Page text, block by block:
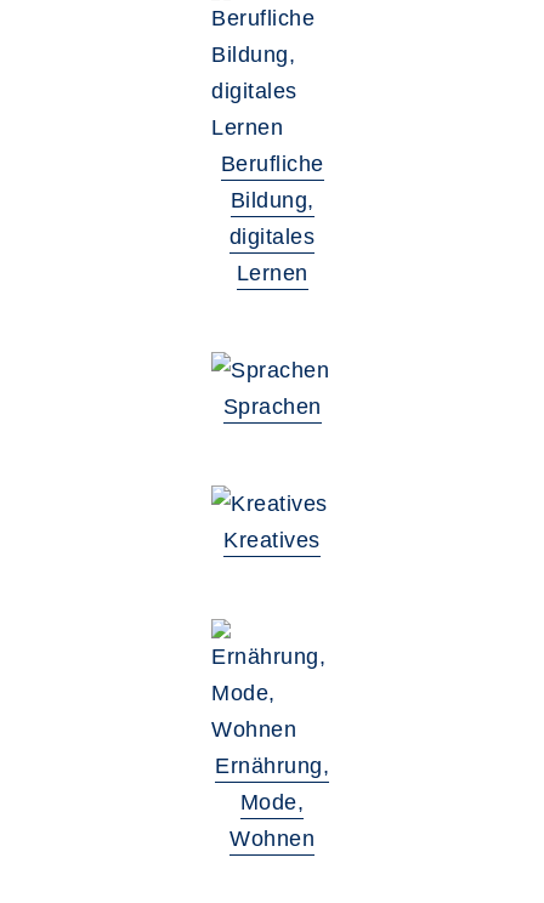
Berufliche
Bildung,
digitales
Lernen
Sprachen
Kreatives
Ernährung,
Mode,
Wohnen